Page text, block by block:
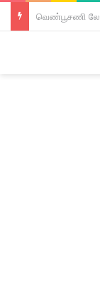
திரிபலா லேகியம்